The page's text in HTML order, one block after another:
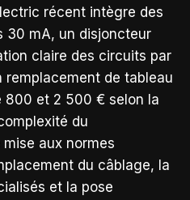
récent intègre des
30 mA, un disjoncteur
claire des circuits par
remplacement de tableau
800 et 2 500 € selon la
du
aux normes
du câblage, la
et la pose